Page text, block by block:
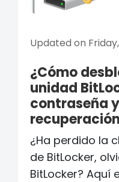
Updated on
¿Cómo
unidad
contraseña
¿Ha perdido la
de BitLocker,
BitLocker? Aquí